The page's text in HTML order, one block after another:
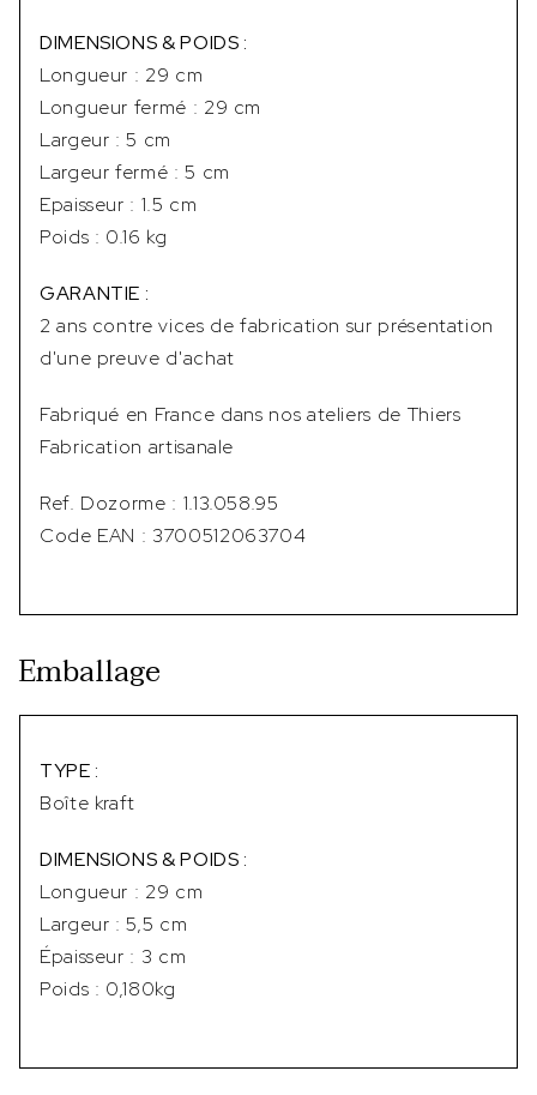
DIMENSIONS & POIDS :
Longueur : 29 cm
Longueur fermé : 29 cm
Largeur : 5 cm
Largeur fermé : 5 cm
Epaisseur : 1.5 cm
Poids : 0.16 kg
GARANTIE :
2 ans contre vices de fabrication sur présentation
d'une preuve d'achat
Fabriqué en France dans nos ateliers de Thiers
Fabrication artisanale
Ref. Dozorme : 1.13.058.95
Code EAN : 3700512063704
Emballage
TYPE :
Boîte kraft
DIMENSIONS & POIDS :
Longueur : 29 cm
Largeur : 5,5 cm
Épaisseur : 3 cm
Poids : 0,180kg